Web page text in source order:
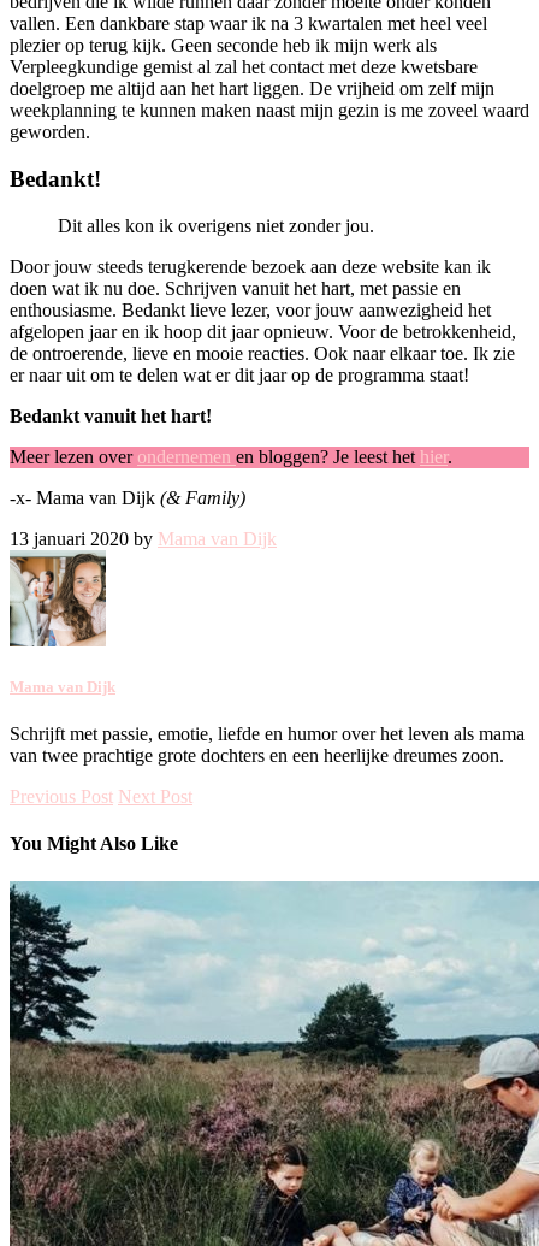
vallen. Een dankbare stap waar ik na 3 kwartalen met heel veel
plezier op terug kijk. Geen seconde heb ik mijn werk als
Verpleegkundige gemist al zal het contact met deze kwetsbare
doelgroep me altijd aan het hart liggen. De vrijheid om zelf mijn
weekplanning te kunnen maken naast mijn gezin is me zoveel waard
geworden.
Bedankt!
Dit alles kon ik overigens niet zonder jou.
Door jouw steeds terugkerende bezoek aan deze website kan ik
doen wat ik nu doe. Schrijven vanuit het hart, met passie en
enthousiasme. Bedankt lieve lezer, voor jouw aanwezigheid het
afgelopen jaar en ik hoop dit jaar opnieuw. Voor de betrokkenheid,
de ontroerende, lieve en mooie reacties. Ook naar elkaar toe. Ik zie
er naar uit om te delen wat er dit jaar op de programma staat!
Bedankt vanuit het hart!
Meer lezen over ondernemen en bloggen? Je leest het hier.
-x- Mama van Dijk (& Family)
13 januari 2020 by Mama van Dijk
Mama van Dijk
Schrijft met passie, emotie, liefde en humor over het leven als mama
van twee prachtige grote dochters en een heerlijke dreumes zoon.
Previous Post Next Post
You Might Also Like